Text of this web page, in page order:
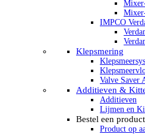
IMPCO
Klepsmering
Valve Saver
Additieven &
Additieven
Lijmen en
Bestel een
Product op